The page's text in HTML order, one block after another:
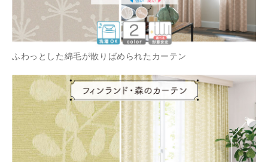
ふわっとした綿毛が散りばめられたカーテン